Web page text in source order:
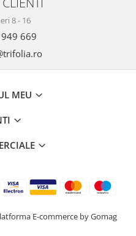
8 - 16
669
MEU
E-commerce by Gomag